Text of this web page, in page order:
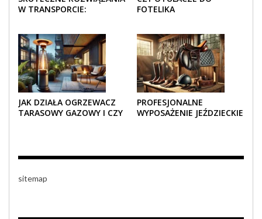
W TRANSPORCIE:
FOTELIKA
ZIMĄ?
JAK DZIAŁA OGRZEWACZ
TARASOWY GAZOWY I CZY
PROFESJONALNE
WYPOSAŻENIE JEŹDZIECKIE
sitemap